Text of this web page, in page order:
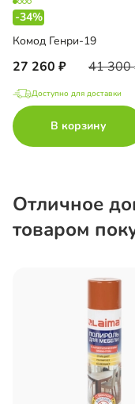
-34%
Комод Генри-19
27 260 41 300
Доступно для доставки
В корзину
Отличное
товаром